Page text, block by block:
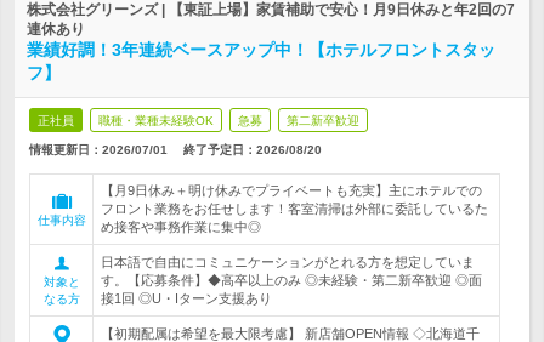
株式会社グリーンズ | 【東証上場】家賃補助で安心！月9日休みと年2回の7
連休あり
業績好調！3年連続ベースアップ中！【ホテルフロントスタッ
フ】
正社員 職種・業種未経験OK 急募 第二新卒歓迎
情報更新日：2026/07/01 終了予定日： 2026/08/20
仕事内容
【月9日休み＋明け休みでプライベートも充実】主にホテルでの
フロント業務をお任せします！客室清掃は外部に委託しているた
め接客や事務作業に集中◎
対象と
なる方
日本語で自由にコミュニケーションがとれる方を想定していま
す。【応募条件】◆高卒以上のみ ◎未経験・第二新卒歓迎 ◎面
接1回 ◎U・Iターン支援あり
【初期配属は希望を最大限考慮】 新店舗OPEN情報 ◇北海道千